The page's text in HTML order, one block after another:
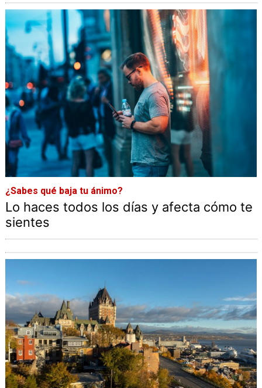
¿Sabes qué baja tu ánimo?
Lo haces todos los días y afecta cómo te
sientes